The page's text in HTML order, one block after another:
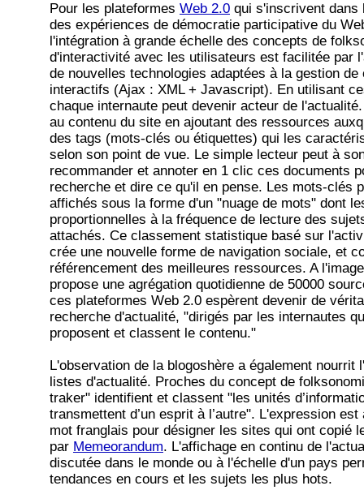
Pour les plateformes Web 2.0 qui s'inscrivent dans
des expériences de démocratie participative du
l'intégration à grande échelle des concepts de
d'interactivité avec les utilisateurs est facilitée par
de nouvelles technologies adaptées à la gestion de
interactifs (Ajax : XML + Javascript). En utilisant
chaque internaute peut devenir acteur de
au contenu du site en ajoutant des ressources
des tags (mots-clés ou étiquettes) qui les
selon son point de vue. Le simple lecteur peut à
recommander et annoter en 1 clic ces documents
recherche et dire ce qu'il en pense. Les mots-clés
affichés sous la forme d'un "nuage de mots" dont
proportionnelles à la fréquence de lecture des
attachés. Ce classement statistique basé sur
crée une nouvelle forme de navigation sociale, et
référencement des meilleures ressources. A
propose une agrégation quotidienne de 50000
ces plateformes Web 2.0 espèrent devenir de
recherche d'actualité, "dirigés par les internautes
proposent et classent le contenu."
L'observation de la blogoshère a également nourrit
listes d'actualité. Proches du concept de
traker" identifient et classent "les unités
transmettent d’un esprit à l’autre". L'expression
mot franglais pour désigner les sites qui ont copié
par Memeorandum. L'affichage en continu de
discutée dans le monde ou à l'échelle d'un pays
tendances en cours et les sujets les plus hots.